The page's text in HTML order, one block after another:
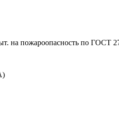
на пожароопасность по ГОСТ